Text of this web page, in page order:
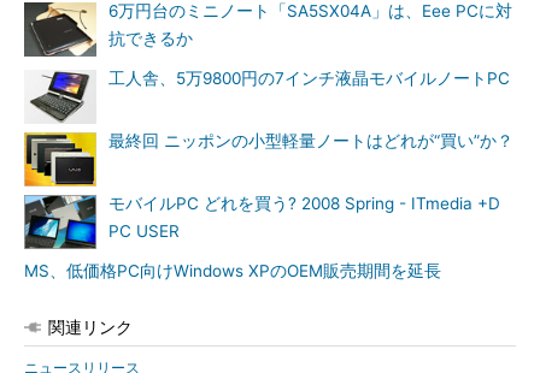
6万円台のミニノート「SA5SX04A」は、Eee PCに対
抗できるか
工人舎、5万9800円の7インチ液晶モバイルノートPC
最終回 ニッポンの小型軽量ノートはどれが“買い”か？
モバイルPC どれを買う? 2008 Spring - ITmedia +D
PC USER
MS、低価格PC向けWindows XPのOEM販売期間を延長
関連リンク
ニュースリリース